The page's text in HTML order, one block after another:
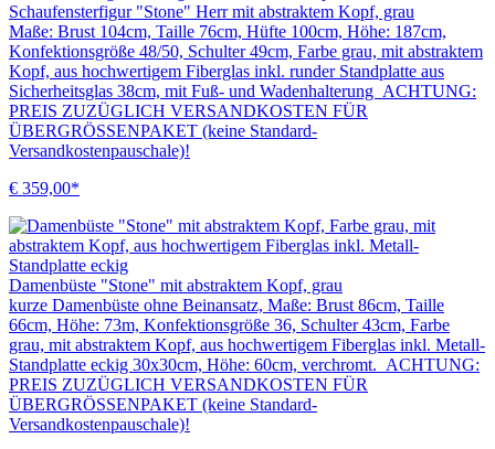
Schaufensterfigur "Stone" Herr mit abstraktem Kopf, grau
Maße: Brust 104cm, Taille 76cm, Hüfte 100cm, Höhe: 187cm,
Konfektionsgröße 48/50, Schulter 49cm, Farbe grau, mit abstraktem
Kopf, aus hochwertigem Fiberglas inkl. runder Standplatte aus
Sicherheitsglas 38cm, mit Fuß- und Wadenhalterung ACHTUNG:
PREIS ZUZÜGLICH VERSANDKOSTEN FÜR
ÜBERGRÖSSENPAKET (keine Standard-
Versandkostenpauschale)!
€ 359,00*
Damenbüste "Stone" mit abstraktem Kopf, grau
kurze Damenbüste ohne Beinansatz, Maße: Brust 86cm, Taille
66cm, Höhe: 73m, Konfektionsgröße 36, Schulter 43cm, Farbe
grau, mit abstraktem Kopf, aus hochwertigem Fiberglas inkl. Metall-
Standplatte eckig 30x30cm, Höhe: 60cm, verchromt. ACHTUNG:
PREIS ZUZÜGLICH VERSANDKOSTEN FÜR
ÜBERGRÖSSENPAKET (keine Standard-
Versandkostenpauschale)!